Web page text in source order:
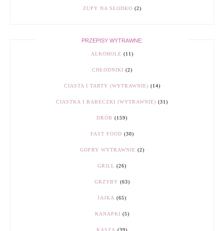
ZUPY NA SŁODKO (2)
PRZEPISY WYTRAWNE:
ALKOHOLE (11)
CHŁODNIKI (2)
CIASTA I TARTY (WYTRAWNIE) (14)
CIASTKA I BABECZKI (WYTRAWNIE) (31)
DRÓB (159)
FAST FOOD (30)
GOFRY WYTRAWNIE (2)
GRILL (26)
GRZYBY (63)
JAJKA (65)
KANAPKI (5)
KASZA (39)